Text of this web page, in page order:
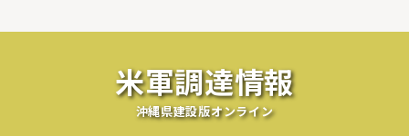
米軍調達情報
沖縄県建設版オンライン